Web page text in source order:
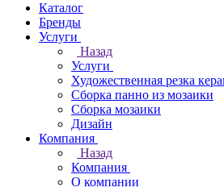
Каталог
Бренды
Услуги
Назад
Услуги
Художественная резка
Сборка панно из мозаики
Сборка мозаики
Дизайн
Компания
Назад
Компания
О компании